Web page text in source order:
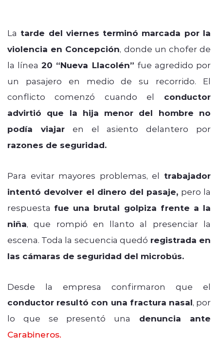
La tarde del viernes terminó marcada por la
violencia en Concepción, donde un chofer de
la línea20 “Nueva Llacolén” fue agredido por
un pasajero en medio de su recorrido. El
conflicto comenzó cuando el
conductor
advirtió que la hija menor del hombre no
podía viajaren el asiento delantero por
razones de seguridad.
Para evitar mayores problemas, el trabajador
intentó devolver el dinero del pasaje, pero la
respuesta fue una brutal golpiza frente a la
niña, que rompió en llanto al presenciar la
escena. Toda la secuencia quedó registrada en
las cámaras de seguridad del microbús.
Desde la empresa confirmaron que el
conductor resultó con una fractura nasal, por
lo que se presentó una
denuncia ante
Carabineros.